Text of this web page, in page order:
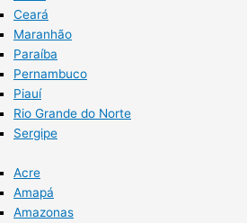
Ceará
Maranhão
Paraíba
Pernambuco
Piauí
Rio Grande do Norte
Sergipe
Acre
Amapá
Amazonas